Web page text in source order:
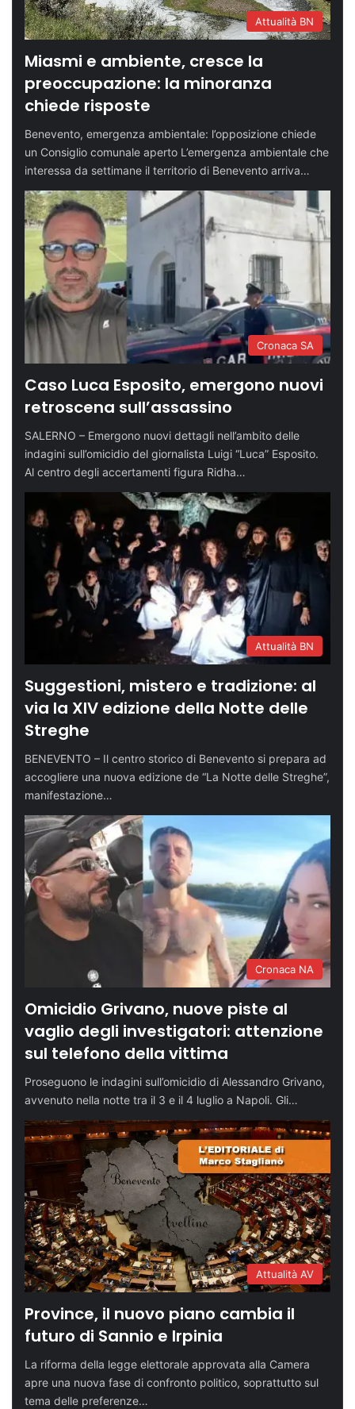
Attualità BN
Miasmi e ambiente, cresce la
preoccupazione: la minoranza
chiede risposte
Benevento, emergenza ambientale: l’opposizione chiede
un Consiglio comunale aperto L’emergenza ambientale che
interessa da settimane il territorio di Benevento arriva…
Cronaca SA
Caso Luca Esposito, emergono nuovi
retroscena sull’assassino
SALERNO – Emergono nuovi dettagli nell’ambito delle
indagini sull’omicidio del giornalista Luigi “Luca” Esposito.
Al centro degli accertamenti figura Ridha…
Attualità BN
Suggestioni, mistero e tradizione: al
via la XIV edizione della Notte delle
Streghe
BENEVENTO – Il centro storico di Benevento si prepara ad
accogliere una nuova edizione de “La Notte delle Streghe”,
manifestazione…
Cronaca NA
Omicidio Grivano, nuove piste al
vaglio degli investigatori: attenzione
sul telefono della vittima
Proseguono le indagini sull’omicidio di Alessandro Grivano,
avvenuto nella notte tra il 3 e il 4 luglio a Napoli. Gli…
Attualità AV
Province, il nuovo piano cambia il
futuro di Sannio e Irpinia
La riforma della legge elettorale approvata alla Camera
apre una nuova fase di confronto politico, soprattutto sul
tema delle preferenze…